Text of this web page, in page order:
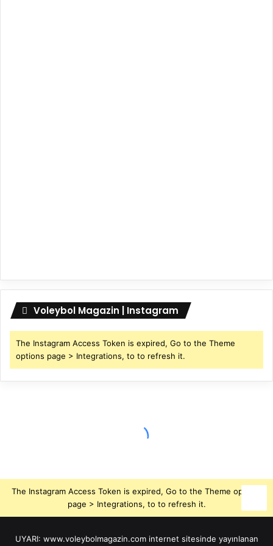
Voleybol Magazin | Instagram
The Instagram Access Token is expired, Go to the Theme
options page > Integrations, to to refresh it.
The Instagram Access Token is expired, Go to the Theme options
page > Integrations, to to refresh it.
UYARI: www.voleybolmagazin.com internet sitesinde yayınlanan